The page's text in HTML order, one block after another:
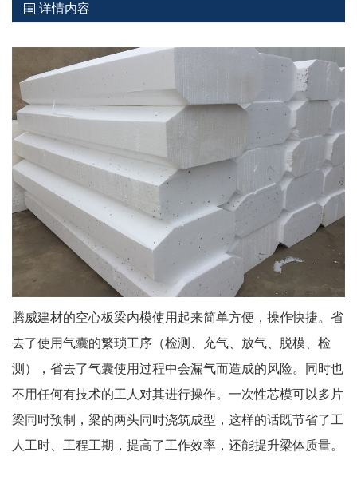
详情内容
腾威建材的空心板梁内模使用起来简单方便，操作快捷。省
去了使用气囊的繁琐工序（检测、充气、放气、脱模、检
测），省去了气囊使用过程中会漏气而造成的风险。同时也
不用任何有技术的工人对其进行操作。一次性芯模可以多片
梁同时预制，梁的两头同时浇筑成型，这样的话既节省了工
人工时、工程工期，提高了工作效率，还能提升梁体质量。